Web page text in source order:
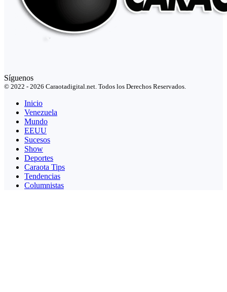
Síguenos
© 2022 - 2026 Caraotadigital.net. Todos los Derechos Reservados.
Inicio
Venezuela
Mundo
EEUU
Sucesos
Show
Deportes
Caraota Tips
Tendencias
Columnistas